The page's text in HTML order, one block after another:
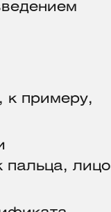
к примеру,
пальца, лицо